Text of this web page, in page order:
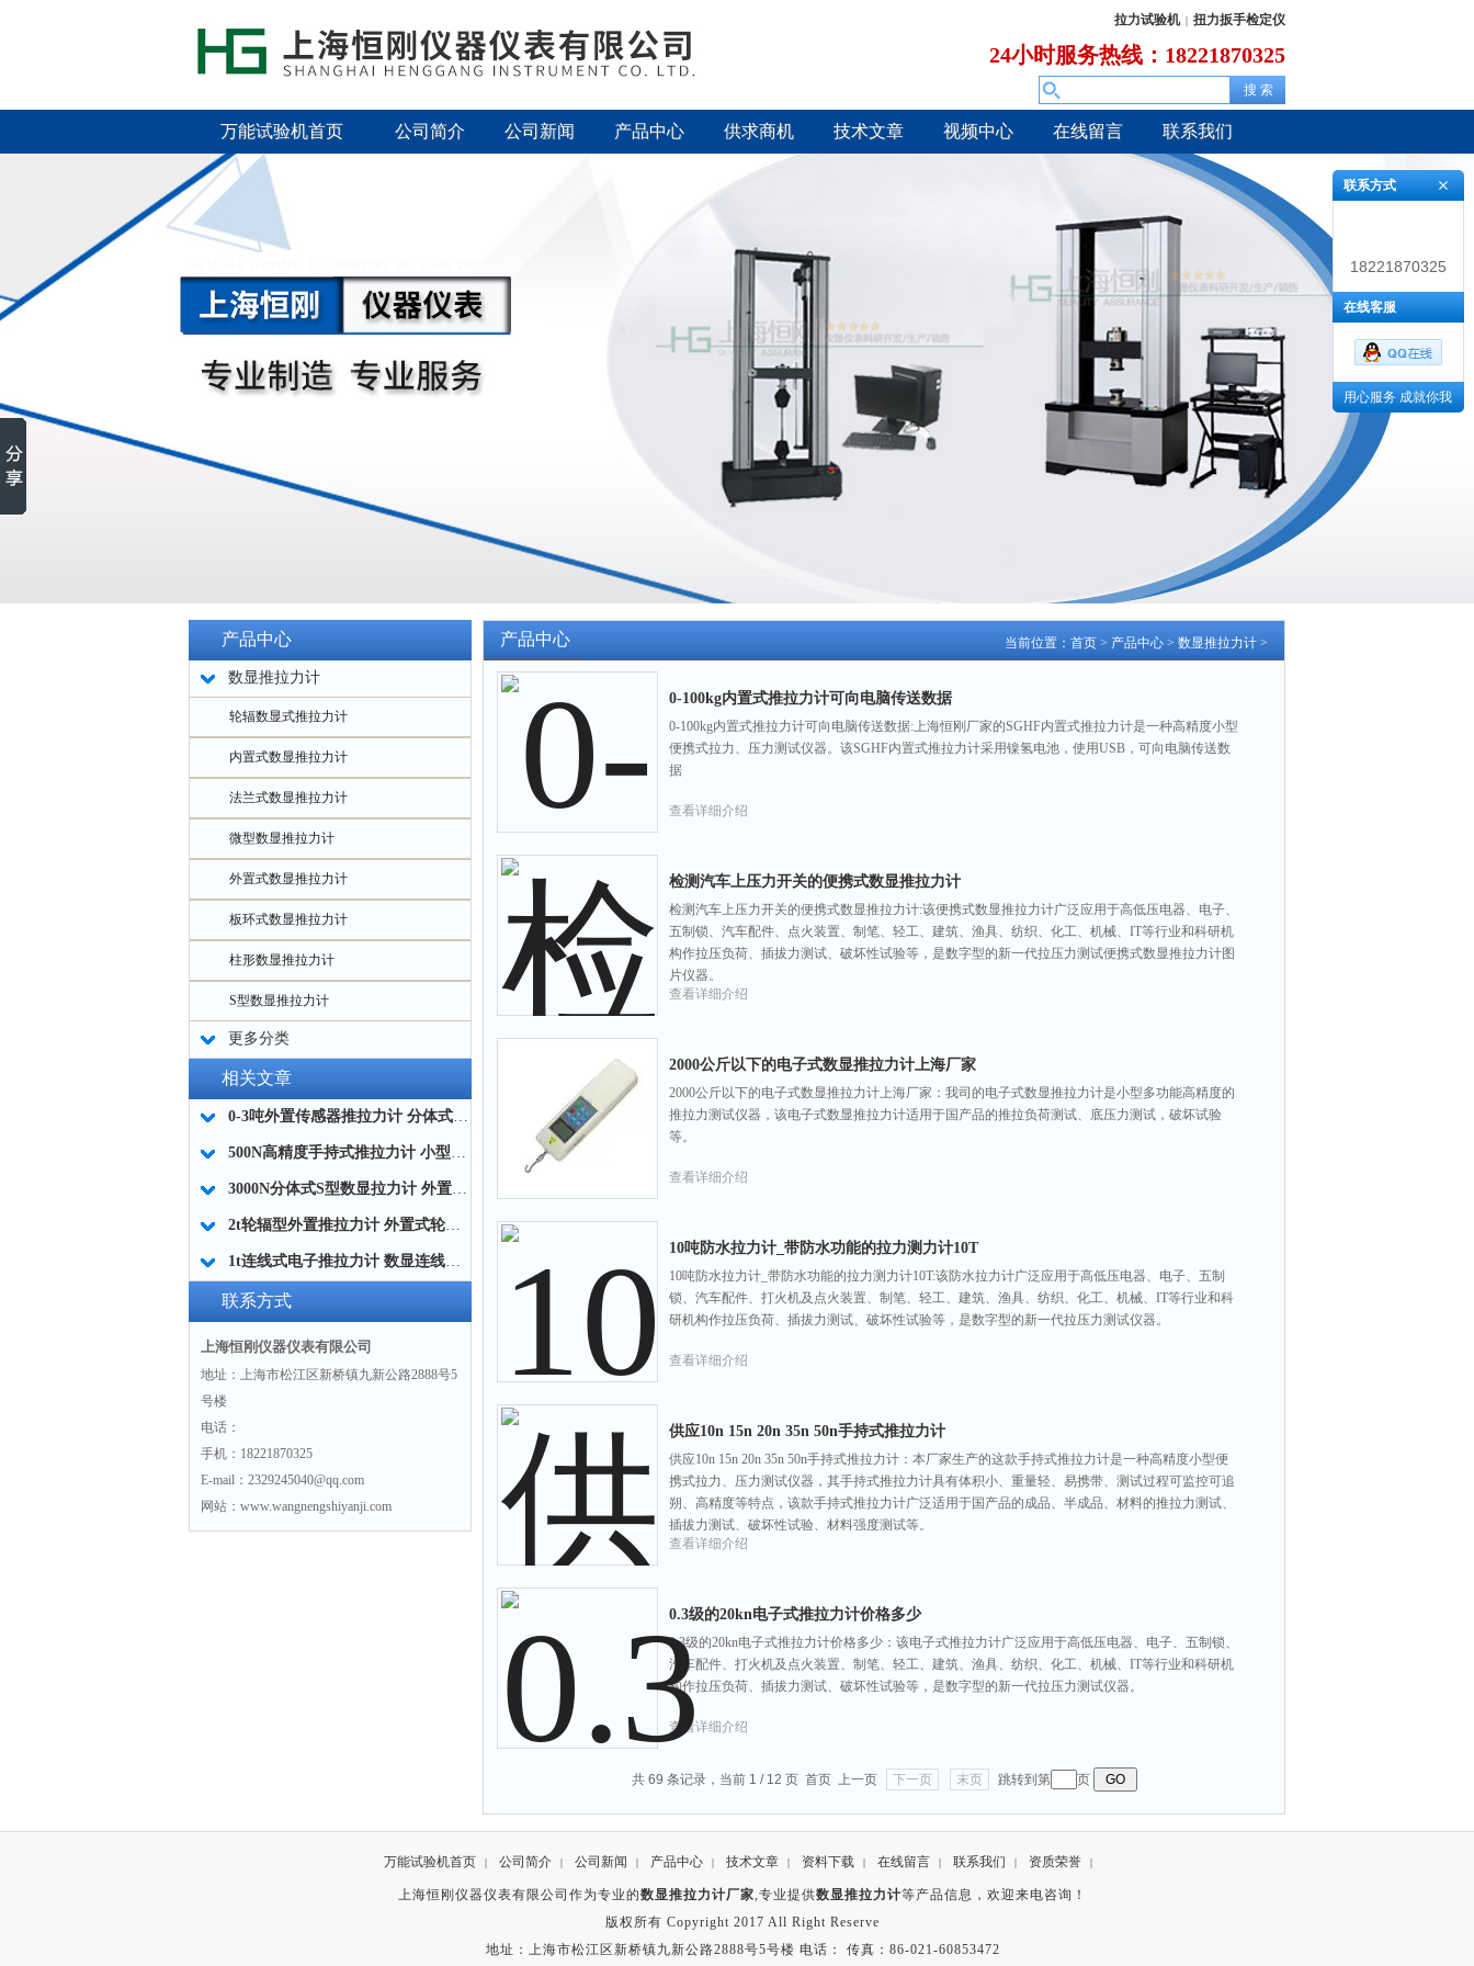
拉力试验机 | 扭力扳手检定仪
24小时服务热线：18221870325
万能试验机首页 公司简介 公司新闻 产品中心 供求商机 技术文章 视频中心 在线留言 联系我们
产品中心
数显推拉力计
轮辐数显式推拉力计
内置式数显推拉力计
法兰式数显推拉力计
微型数显推拉力计
外置式数显推拉力计
板环式数显推拉力计
柱形数显推拉力计
S型数显推拉力计
更多分类
相关文章
0-3吨外置传感器推拉力计 分体式传感器推拉力计 外接传感器测力仪厂家
500N高精度手持式推拉力计 小型手持推拉力计 便携式推拉测试计厂家
3000N分体式S型数显拉力计 外置传感器高精度数显拉力计厂家
2t轮辐型外置推拉力计 外置式轮辐压力测力计 轮辐式数显测力仪厂家
1t连线式电子推拉力计 数显连线式推拉力计 高精度连线式推拉力计品牌
联系方式
上海恒刚仪器仪表有限公司
地址：上海市松江区新桥镇九新公路2888号5
号楼
电话：
手机：18221870325
E-mail：2329245040@qq.com
网站：www.wangnengshiyanji.com
当前位置： 首页 > 产品中心 > 数显推拉力计 >
产品中心
0-100kg内置式推拉力计可向电脑传送数据
0-100kg内置式推拉力计可向电脑传送数据:上海恒刚厂家的SGHF内置式推拉力计是一种高精度小型
便携式拉力、压力测试仪器。该SGHF内置式推拉力计采用镍氢电池，使用USB，可向电脑传送数
据
查看详细介绍
检测汽车上压力开关的便携式数显推拉力计
检测汽车上压力开关的便携式数显推拉力计:该便携式数显推拉力计广泛应用于高低压电器、电子、
五制锁、汽车配件、点火装置、制笔、轻工、建筑、渔具、纺织、化工、机械、IT等行业和科研机
构作拉压负荷、插拔力测试、破坏性试验等，是数字型的新一代拉压力测试便携式数显推拉力计图
片仪器。
查看详细介绍
2000公斤以下的电子式数显推拉力计上海厂家
2000公斤以下的电子式数显推拉力计上海厂家：我司的电子式数显推拉力计是小型多功能高精度的
推拉力测试仪器，该电子式数显推拉力计适用于国产品的推拉负荷测试、底压力测试，破坏试验
等。
查看详细介绍
10吨防水拉力计_带防水功能的拉力测力计10T
10吨防水拉力计_带防水功能的拉力测力计10T:该防水拉力计广泛应用于高低压电器、电子、五制
锁、汽车配件、打火机及点火装置、制笔、轻工、建筑、渔具、纺织、化工、机械、IT等行业和科
研机构作拉压负荷、插拔力测试、破坏性试验等，是数字型的新一代拉压力测试仪器。
查看详细介绍
供应10n 15n 20n 35n 50n手持式推拉力计
供应10n 15n 20n 35n 50n手持式推拉力计：本厂家生产的这款手持式推拉力计是一种高精度小型便
携式拉力、压力测试仪器，其手持式推拉力计具有体积小、重量轻、易携带、测试过程可监控可追
朔、高精度等特点，该款手持式推拉力计广泛适用于国产品的成品、半成品、材料的推拉力测试、
插拔力测试、破坏性试验、材料强度测试等。
查看详细介绍
0.3级的20kn电子式推拉力计价格多少
0.3级的20kn电子式推拉力计价格多少：该电子式推拉力计广泛应用于高低压电器、电子、五制锁、
汽车配件、打火机及点火装置、制笔、轻工、建筑、渔具、纺织、化工、机械、IT等行业和科研机
构作拉压负荷、插拔力测试、破坏性试验等，是数字型的新一代拉压力测试仪器。
查看详细介绍
共 69 条记录，当前 1 / 12 页 首页 上一页 下一页 末页 跳转到第 页
万能试验机首页 | 公司简介 | 公司新闻 | 产品中心 | 技术文章 | 资料下载 | 在线留言 | 联系我们 | 资质荣誉 |
上海恒刚仪器仪表有限公司作为专业的数显推拉力计厂家,专业提供数显推拉力计等产品信息，欢迎来电咨询！
版权所有 Copyright 2017 All Right Reserve
地址：上海市松江区新桥镇九新公路2888号5号楼 电话： 传真：86-021-60853472
联系方式
18221870325
在线客服
用心服务 成就你我